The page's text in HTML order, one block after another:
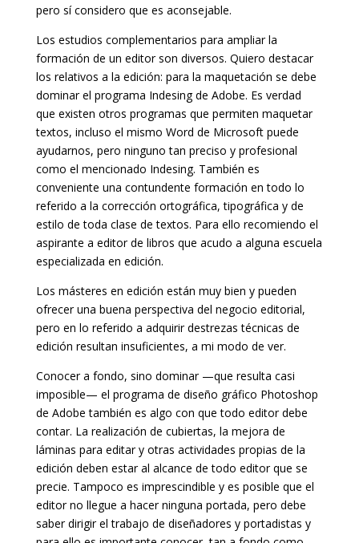
pero sí considero que es aconsejable.
Los estudios complementarios para ampliar la
formación de un editor son diversos. Quiero destacar
los relativos a la edición: para la maquetación se debe
dominar el programa Indesing de Adobe. Es verdad
que existen otros programas que permiten maquetar
textos, incluso el mismo Word de Microsoft puede
ayudarnos, pero ninguno tan preciso y profesional
como el mencionado Indesing. También es
conveniente una contundente formación en todo lo
referido a la corrección ortográfica, tipográfica y de
estilo de toda clase de textos. Para ello recomiendo el
aspirante a editor de libros que acudo a alguna escuela
especializada en edición.
Los másteres en edición están muy bien y pueden
ofrecer una buena perspectiva del negocio editorial,
pero en lo referido a adquirir destrezas técnicas de
edición resultan insuficientes, a mi modo de ver.
Conocer a fondo, sino dominar —que resulta casi
imposible— el programa de diseño gráfico Photoshop
de Adobe también es algo con que todo editor debe
contar. La realización de cubiertas, la mejora de
láminas para editar y otras actividades propias de la
edición deben estar al alcance de todo editor que se
precie. Tampoco es imprescindible y es posible que el
editor no llegue a hacer ninguna portada, pero debe
saber dirigir el trabajo de diseñadores y portadistas y